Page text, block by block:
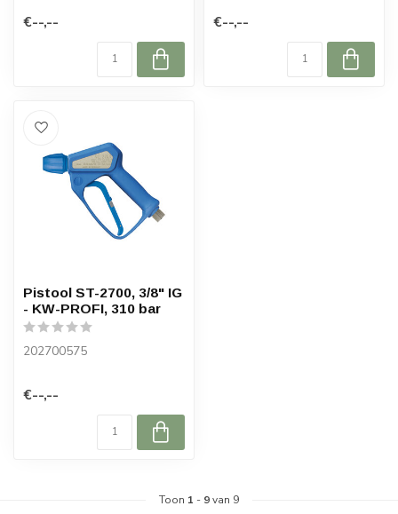
€--,-- €--,--
Pistool ST-2700, 3/8" IG
- KW-PROFI, 310 bar
202700575
€--,--
Toon 1 - 9van 9